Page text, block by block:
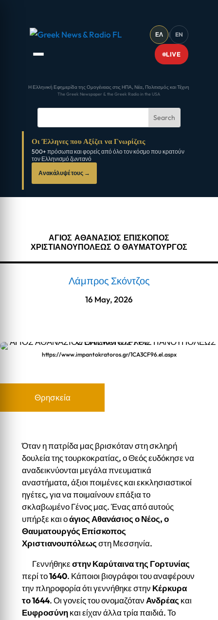
ΕΛ | EN
LIVE
Η Ελληνική Εφημερίδα της Ομογένειας στις ΗΠΑ, Νέα, Πολιτισμός και Τέχνη
The Greek Newspaper & the Greek Radio in the USA
Οι Έλληνες που Αξίζει να Γνωρίζεις
500+ πρόσωπα και φορείς από όλο τον κόσμο που κρατούν
τον Ελληνισμό ζωντανό
Ανακάλυψέ τους →
ΑΓΙΟΣ ΑΘΑΝΑΣΙΟΣ ΕΠΙΣΚΟΠΟΣ
ΧΡΙΣΤΙΑΝΟΥΠΟΛΕΩΣ Ο ΘΑΥΜΑΤΟΥΡΓΟΣ
Λάμπρος Σκόντζος
16 May, 2026
https://www.impantokratoros.gr/1CA3CF96.el.aspx
Θρησκεία
Όταν η πατρίδα μας βρισκόταν στη σκληρή
δουλεία της τουρκοκρατίας, ο Θεός ευδόκησε να
αναδεικνύονται μεγάλα πνευματικά
αναστήματα, άξιοι ποιμένες και εκκλησιαστικοί
ηγέτες, για να ποιμαίνουν επάξια το
σκλαβωμένο Γένος μας. Ένας από αυτούς
υπήρξε και οάγιος Αθανάσιος ο Νέος, ο
Θαυματουργός Επίσκοπος
Χριστιανουπόλεωςστη Μεσσηνία.
Γεννήθηκεστην Καρύταινα της Γορτυνίας
περί το1640. Κάποιοι βιογράφοι του αναφέρουν
την πληροφορία ότι γεννήθηκε στην Κέρκυρα
το 1644. Οι γονείς του ονομαζόταν Ανδρέας και
Ευφροσύνηκαι είχαν άλλα τρία παιδιά. Το